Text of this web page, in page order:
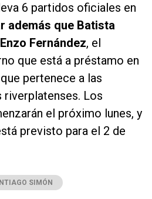
6 partidos oficiales en
además que Batista
Fernández, el
que está a préstamo en
pertenece a las
Los
el próximo lunes, y
previsto para el 2 de
SIMÓN